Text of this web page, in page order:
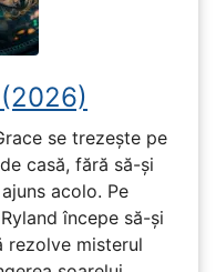
se trezește pe
casă, fără să-și
acolo. Pe
începe să-și
rezolve misterul